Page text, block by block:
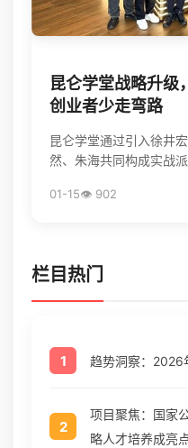
昆仑学堂战略升级
创业者少走弯路
昆仑学堂通过引入徐井
然、朱海共同构成实战
供从心法到...
01-15👁️ 902
栏目热门
1 趋势洞察：2026
2
项目聚焦：国家
略人才培养成亮